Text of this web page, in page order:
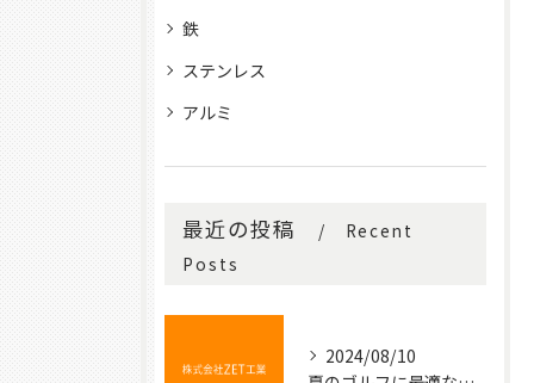
鉄
ステンレス
アルミ
最近の投稿
Recent
Posts
2024/08/10